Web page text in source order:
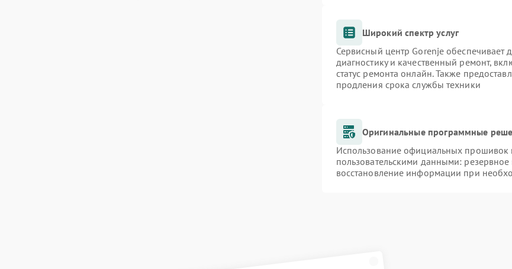
Широкий спектр услуг
Сервисный центр Gorenje обеспечивает
диагностику и качественный ремонт,
статус ремонта онлайн. Также
продления срока службы техники
Оригинальные программные
Использование официальных прошивок
пользовательскими данными:
восстановление информации при